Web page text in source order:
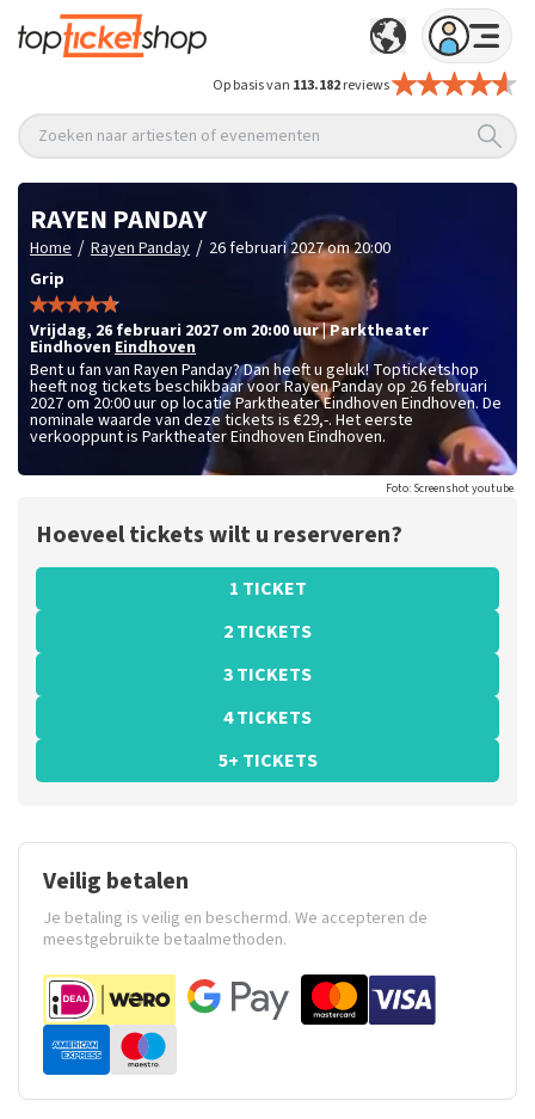
Op basis van 113.182reviews
Zoeken naar artiesten of evenementen
RAYEN PANDAY
Home / Rayen Panday / 26 februari 2027 om 20:00
Grip
vrijdag, 26 februari 2027 om 20:00uur|Parktheater
Eindhoven Eindhoven
Bent u fan van Rayen Panday? Dan heeft u geluk! Topticketshop
heeft nog tickets beschikbaar voor Rayen Panday op 26 februari
2027 om 20:00 uur op locatie Parktheater Eindhoven Eindhoven. De
nominale waarde van deze tickets is €29,-. Het eerste
verkooppunt is Parktheater Eindhoven Eindhoven.
Foto: Screenshot youtube
Hoeveel tickets wilt u reserveren?
1 TICKET
2 TICKETS
3 TICKETS
4 TICKETS
5+ TICKETS
Veilig betalen
Je betaling is veilig en beschermd. We accepteren de
meestgebruikte betaalmethoden.